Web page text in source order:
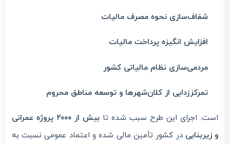
شفاف‌سازی نحوه مصرف مالیات
افزایش انگیزه پرداخت مالیات
مردمی‌سازی نظام مالیاتی کشور
تمرکززدایی از کلان‌شهرها و توسعه مناطق محروم
است. اجرای این طرح سبب شده تا
بیش از ۲۰۰۰ پروژه عمرانی
و زیربنایی در کشور تأمین مالی شده و اعتماد عمومی نسبت به